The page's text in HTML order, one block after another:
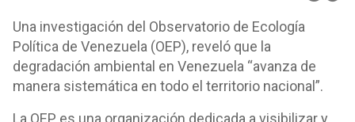
Una investigación del Observatorio de Ecología
Política de Venezuela (OEP), reveló que la
degradación ambiental en Venezuela “avanza de
manera sistemática en todo el territorio nacional”.
La OEP es una organización dedicada a visibilizar y